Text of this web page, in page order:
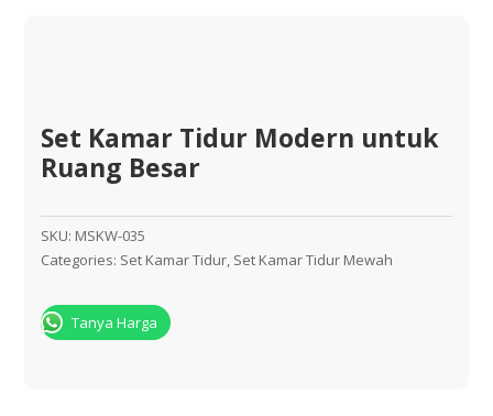
Set Kamar Tidur Modern untuk
Ruang Besar
SKU: MSKW-035
Categories: Set Kamar Tidur, Set Kamar Tidur Mewah
Tanya Harga